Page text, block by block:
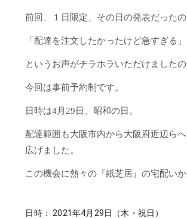
前回、１日限定、その日の発表だった
「配達を注文したかったけど急すぎる」
というお声がチラホラいただけました
今回は事前予約制です。
日時は4月29日、昭和の日。
配達範囲も大阪市内から大阪府近辺ら
広げました。
この機会に熱々の『紙芝居』の宅配い
日時： 2021年4月29日（木・祝日）